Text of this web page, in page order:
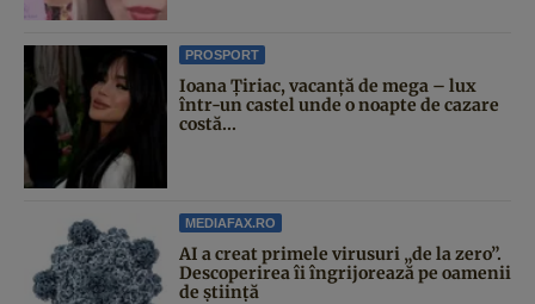
PROSPORT
Ioana Țiriac, vacanță de mega – lux
într-un castel unde o noapte de cazare
costă...
MEDIAFAX.RO
AI a creat primele virusuri „de la zero”.
Descoperirea îi îngrijorează pe oamenii
de știință